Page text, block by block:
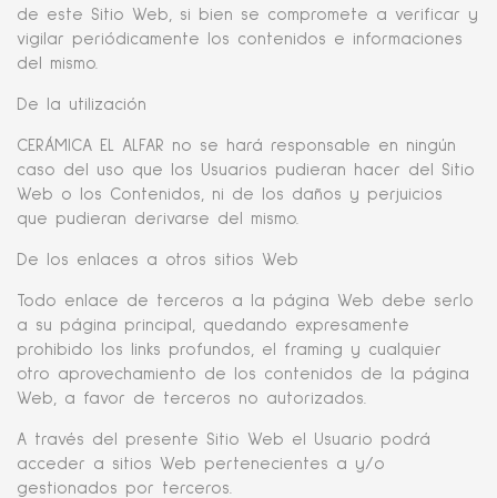
de este Sitio Web, si bien se compromete a verificar y
vigilar periódicamente los contenidos e informaciones
del mismo.
De la utilización
CERÁMICA EL ALFAR no se hará responsable en ningún
caso del uso que los Usuarios pudieran hacer del Sitio
Web o los Contenidos, ni de los daños y perjuicios
que pudieran derivarse del mismo.
De los enlaces a otros sitios Web
Todo enlace de terceros a la página Web debe serlo
a su página principal, quedando expresamente
prohibido los links profundos, el framing y cualquier
otro aprovechamiento de los contenidos de la página
Web, a favor de terceros no autorizados.
A través del presente Sitio Web el Usuario podrá
acceder a sitios Web pertenecientes a y/o
gestionados por terceros.